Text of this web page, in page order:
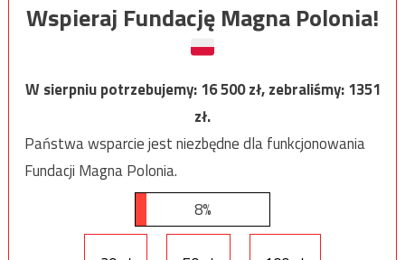
Wspieraj Fundację Magna Polonia!
W sierpniu potrzebujemy:16 500zł, zebraliśmy:1351
zł.
Państwa wsparcie jest niezbędne dla funkcjonowania
Fundacji Magna Polonia.
8%